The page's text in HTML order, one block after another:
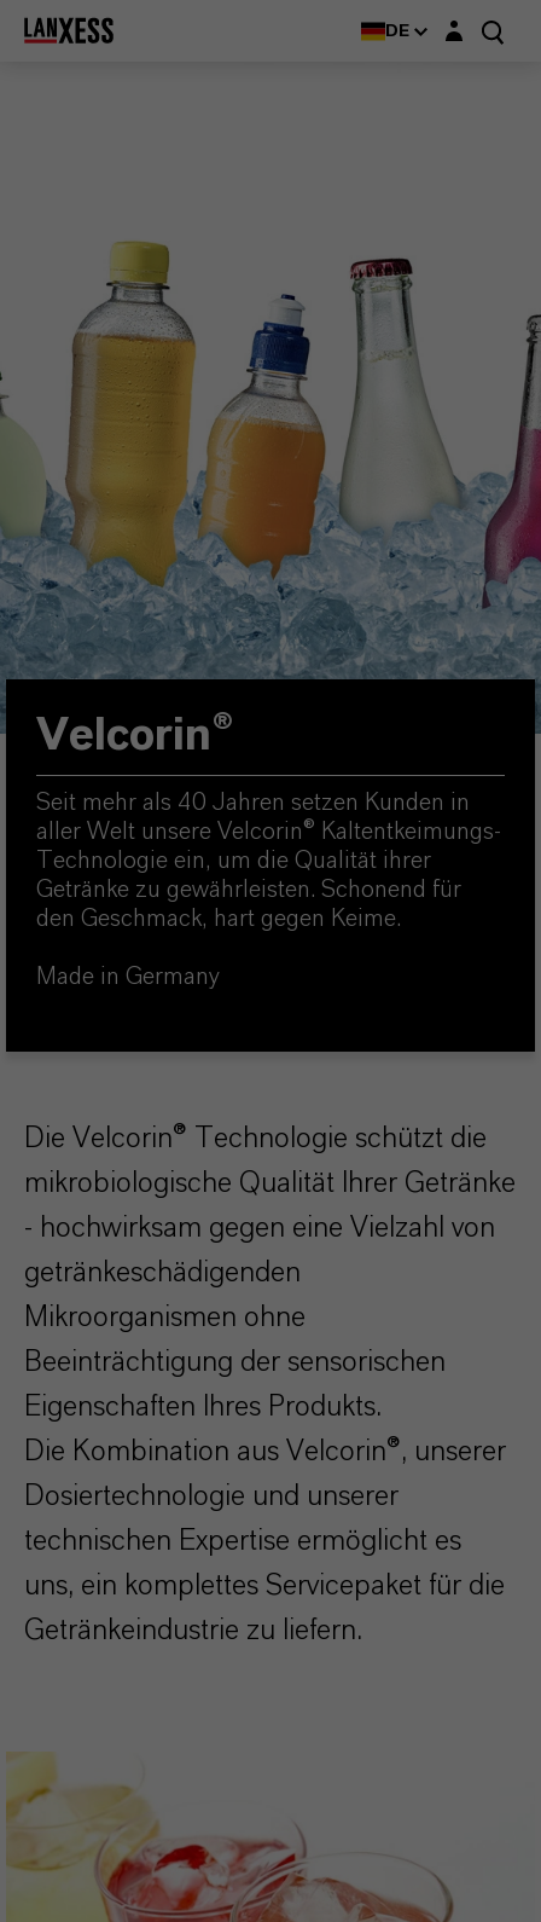
DE Login-Maske
Velcorin®
Seit mehr als 40 Jahren setzen Kunden in
aller Welt unsere Velcorin® Kaltentkeimungs-
Technologie ein, um die Qualität ihrer
Getränke zu gewährleisten. Schonend für
den Geschmack, hart gegen Keime.
Made in Germany
Die Velcorin® Technologie schützt die
mikrobiologische Qualität Ihrer Getränke
- hochwirksam gegen eine Vielzahl von
getränkeschädigenden
Mikroorganismen ohne
Beeinträchtigung der sensorischen
Eigenschaften Ihres Produkts.
Die Kombination aus Velcorin®, unserer
Dosiertechnologie und unserer
technischen Expertise ermöglicht es
uns, ein komplettes Servicepaket für die
Getränkeindustrie zu liefern.